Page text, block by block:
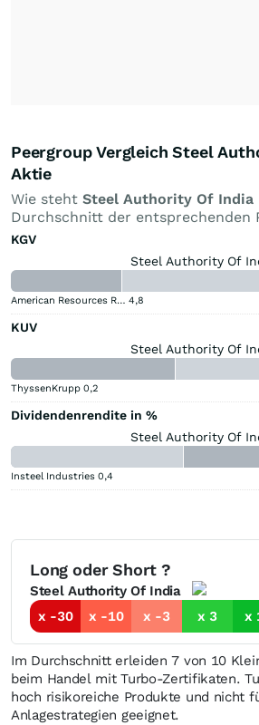
Peergroup Vergleich Steel
Aktie
Wie steht Steel Authority Of India
Durchschnitt der entsprechenden
KGV
Steel Authority Of
American Resources Registered (A) 4,8
KUV
Steel Authority Of
ThyssenKrupp 0,2
Dividendenrendite in %
Steel Authority Of
Insteel Industries 0,4
Long oder Short ?
Steel Authority Of India
x -30
x -10 x -3 x 3 x
Im Durchschnitt erleiden 7 von 10
beim Handel mit Turbo-Zertifikaten.
hoch risikoreiche Produkte und nicht
Anlagestrategien geeignet.